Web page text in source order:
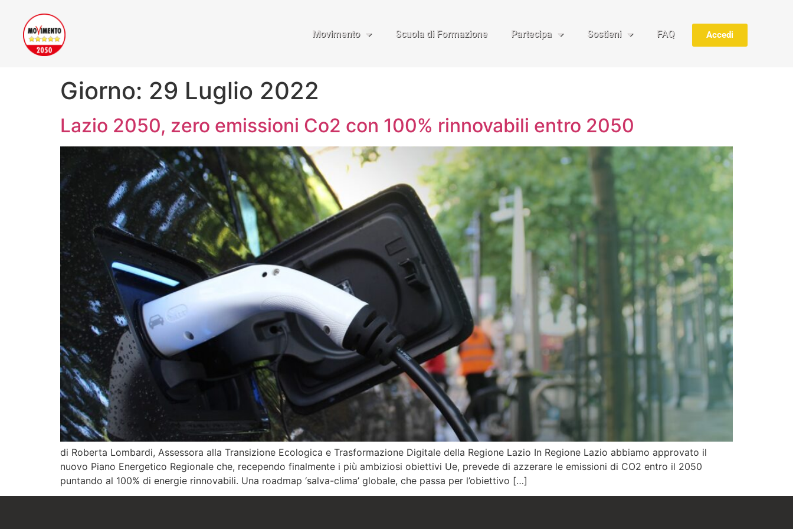
Movimento Scuola di Formazione Partecipa Sostieni FAQ Accedi
Giorno: 29 Luglio 2022
Lazio 2050, zero emissioni Co2 con 100% rinnovabili entro 2050
di Roberta Lombardi, Assessora alla Transizione Ecologica e Trasformazione Digitale della Regione Lazio In Regione Lazio abbiamo approvato il
nuovo Piano Energetico Regionale che, recependo finalmente i più ambiziosi obiettivi Ue, prevede di azzerare le emissioni di CO2 entro il 2050
puntando al 100% di energie rinnovabili. Una roadmap ‘salva-clima’ globale, che passa per l’obiettivo […]